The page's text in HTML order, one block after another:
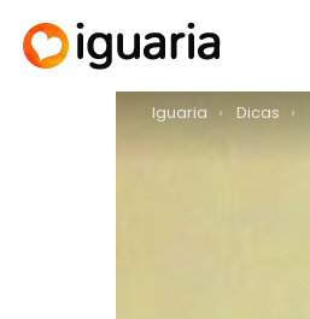
You are here:
Iguaria Dicas